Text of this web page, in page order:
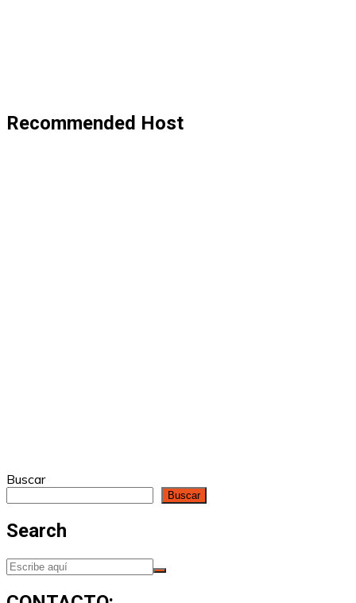
Recommended Host
Buscar
Buscar
Search